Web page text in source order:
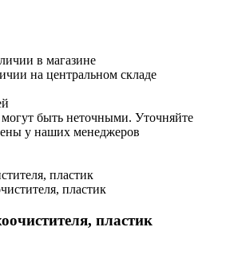
в магазине
на центральном складе
быть неточными. Уточняйте
у наших менеджеров
пластик
пластик